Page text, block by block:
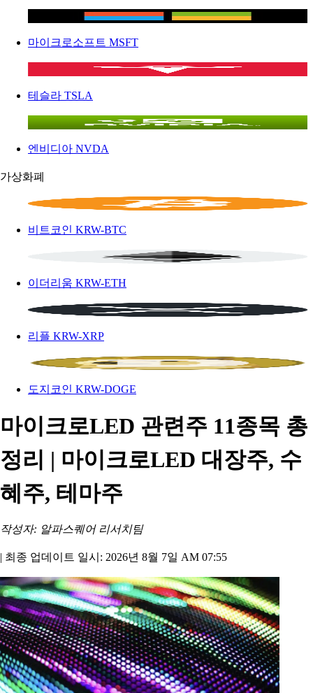
마이크로소프트 MSFT
테슬라 TSLA
엔비디아 NVDA
가상화폐
비트코인 KRW-BTC
이더리움 KRW-ETH
리플 KRW-XRP
도지코인 KRW-DOGE
마이크로LED 관련주 11종목 총
정리 | 마이크로LED 대장주, 수
혜주, 테마주
작성자: 알파스퀘어 리서치팀
| 최종 업데이트 일시: 2026년 8월 7일 AM 07:55